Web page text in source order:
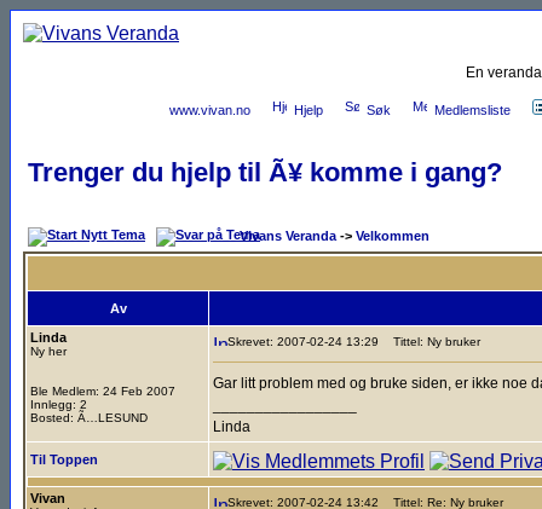
En
www.vivan.no Hjelp Søk Medlemsliste
Trenger du hjelp til Ã¥ komme i gang?
Vivans Veranda -> Velkommen
Av
Linda
Ny her
Ble Medlem: 24 Feb 2007
Innlegg: 2
Bosted: Ã…LESUND
Skrevet: 2007-02-24 13:29 Tittel: Ny bruker
Gar litt problem med og bruke siden, er ikke noe
Linda
Til Toppen
Vivan Skrevet: 2007-02-24 13:42 Tittel: Re: Ny bruker